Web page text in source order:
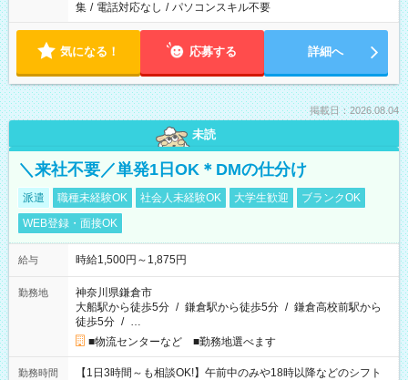
集 / 電話対応なし / パソコンスキル不要
気になる！ 応募する 詳細へ
掲載日：2026.08.04
未読
＼来社不要／単発1日OK＊DMの仕分け
派遣 職種未経験OK 社会人未経験OK 大学生歓迎
ブランクOK
WEB登録・面接OK
給与 時給1,500円～1,875円
勤務地
神奈川県鎌倉市
大船駅から徒歩5分 / 鎌倉駅から徒歩5分 / 鎌倉高校前駅から
徒歩5分 / …
■物流センターなど ■勤務地選べます
勤務時間
【1日3時間～も相談OK!】午前中のみや18時以降などのシフト